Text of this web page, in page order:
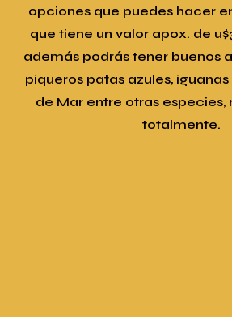
opciones que puedes hacer
que tiene un valor apox. de
además podrás tener buenos
piqueros patas azules,
de Mar entre otras
totalmente.